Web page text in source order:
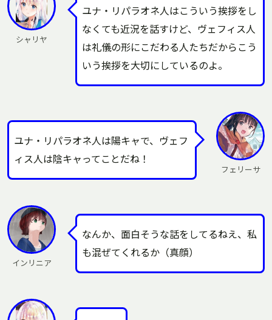
シャリヤ
ユナ・リパラオネ人はこういう挨拶をし
なくても近況を話すけど、ヴェフィス人
は礼儀の形にこだわる人たちだからこう
いう挨拶を大切にしているのよ。
フェリーサ
ユナ・リパラオネ人は陽キャで、ヴェフ
ィス人は陰キャってことだね！
インリニア
なんか、面白そうな話をしてるねえ、私
も混ぜてくれるか（真顔）